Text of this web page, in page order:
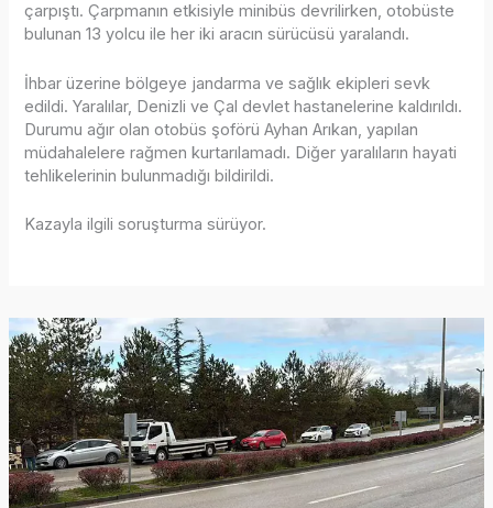
çarpıştı. Çarpmanın etkisiyle minibüs devrilirken, otobüste
bulunan 13 yolcu ile her iki aracın sürücüsü yaralandı.
İhbar üzerine bölgeye jandarma ve sağlık ekipleri sevk
edildi. Yaralılar, Denizli ve Çal devlet hastanelerine kaldırıldı.
Durumu ağır olan otobüs şoförü Ayhan Arıkan, yapılan
müdahalelere rağmen kurtarılamadı. Diğer yaralıların hayati
tehlikelerinin bulunmadığı bildirildi.
Kazayla ilgili soruşturma sürüyor.